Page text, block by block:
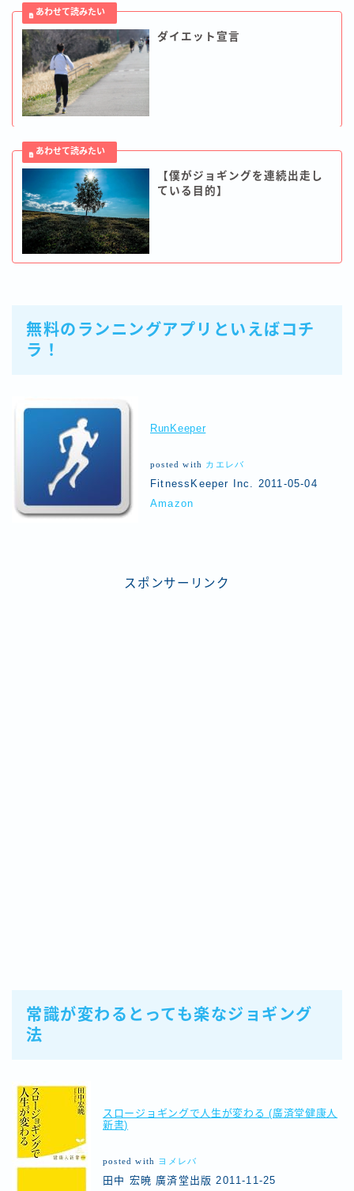
ダイエット宣言
【僕がジョギングを連続出走し
ている目的】
無料のランニングアプリといえばコチ
ラ！
RunKeeper
posted with カエレバ
FitnessKeeper Inc. 2011-05-04
Amazon
スポンサーリンク
常識が変わるとっても楽なジョギング
法
スロージョギングで人生が変わる (廣済堂健康人
新書)
posted with ヨメレバ
田中 宏暁 廣済堂出版 2011-11-25